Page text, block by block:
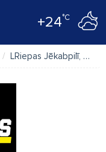
+24°C
LRiepas Jēkabpilī, SIA "Shvaabija"